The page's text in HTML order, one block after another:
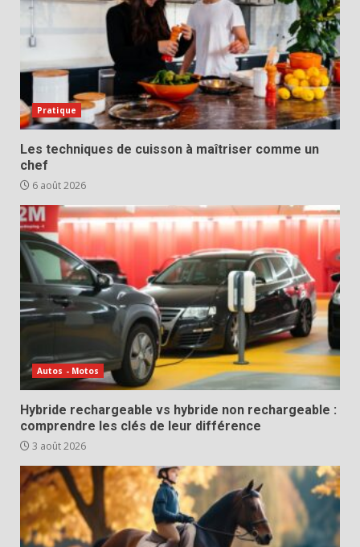
Pratique
Les techniques de cuisson à maîtriser comme un
chef
6 août 2026
Autos - Motos
Hybride rechargeable vs hybride non rechargeable :
comprendre les clés de leur différence
3 août 2026